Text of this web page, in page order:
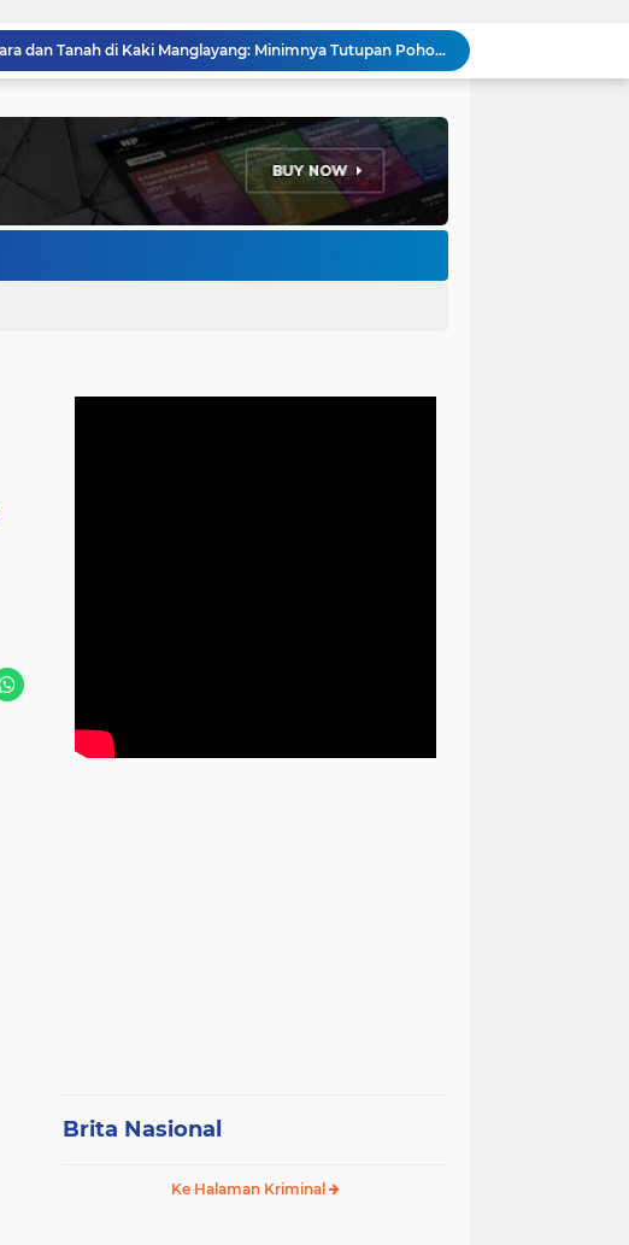
Anggota DPRD Kota Bandung Soroti Jalan Gelap, Desak Pemkot Prioritaskan Pembenahan PJU
Pemkot Bandung Gandeng Big Bad Wolf Hadirkan Festival Literasi Pages and Plates
Program Gaslah Kota Bandung Raih Apresiasi Pemerintah Pusat, Pengolahan Sampah Capai 30 Persen
Hikmah Setelah Ibadah Salat Jumat: Momentum Memperkuat Iman dan Kepedulian Sosial
Bupati Jeje Richie Ismail Berikan Santunan Kepada Ratusan Warga Kurang Mampu Saat Acara "JAJARAS FESTIVAL" di Kota Baru Parahyangan
Brita Nasional
Ke Halaman Kriminal